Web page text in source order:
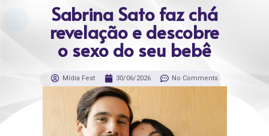
Sabrina Sato faz chá
revelação e descobre
o sexo do seu bebê
Mídia Fest 30/06/2026 No Comments